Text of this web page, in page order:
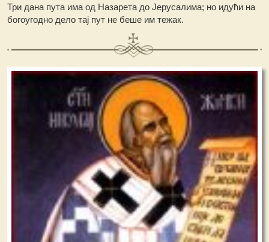
Три дана пута има од Назарета до Јерусалима; но идући на
богоугодно дело тај пут не беше им тежак.